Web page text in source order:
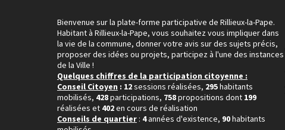
Bienvenue sur la plate-forme participative de Rillieux-la-Pape.
Habitant à Rillieux-la-Pape, vous souhaitez vous impliquer dans
la vie de la commune, donner votre avis sur des sujets précis,
proposer des idées ou projets, participez à l'une des instances
de la Ville !
Quelques chiffres de la participation citoyenne :
Conseil Citoyen : 12sessions réalisées, 295habitants
mobilisés, 428participations, 758propositions dont 199
réalisées et 402en cours de réalisation
Conseils de quartier : 4années d'existence, 90habitants